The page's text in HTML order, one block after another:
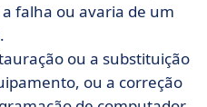
falha ou avaria de um
ou a substituição
ou a correção